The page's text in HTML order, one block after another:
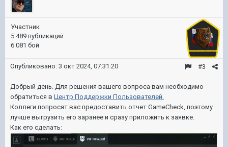
Участник
5 489 публикаций
6 081 бой
#3
Опубликовано: 3 окт 2024, 07:31:20
Добрый день. Для решения вашего вопроса вам необходимо
обратиться в Центр Поддержки Пользователей.
Коллеги попросят вас предоставить отчет GameCheck, поэтому
лучше выгрузить его заранее и сразу приложить к заявке.
Как его сделать: